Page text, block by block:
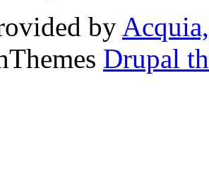
by
Drupal